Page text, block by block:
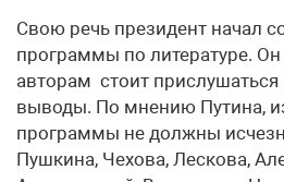
Свою речь президент начал
программы по литературе. Он
авторам стоит прислушаться
выводы. По мнению Путина,
программы не должны
Пушкина, Чехова, Лескова,